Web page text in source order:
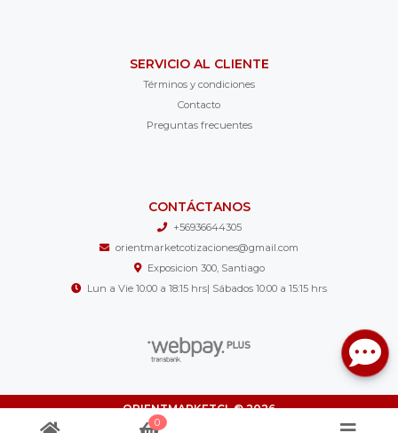
SERVICIO AL CLIENTE
Términos y condiciones
Contacto
Preguntas frecuentes
CONTÁCTANOS
+56936644305
orientmarketcotizaciones@gmail.com
Exposicion 300, Santiago
Lun a Vie 10:00 a 18:15 hrs| Sábados 10:00 a 15:15 hrs
ORIENTMARKETCL © 2026
¿Te gusta mi tienda? Yo vendo con
0